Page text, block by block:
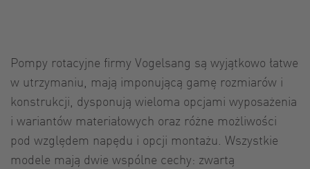
Pompy rotacyjne firmy Vogelsang są wyjątkowo łatwe
w utrzymaniu, mają imponującą gamę rozmiarów i
konstrukcji, dysponują wieloma opcjami wyposażenia
i wariantów materiałowych oraz różne możliwości
pod względem napędu i opcji montażu. Wszystkie
modele mają dwie wspólne cechy: zwartą